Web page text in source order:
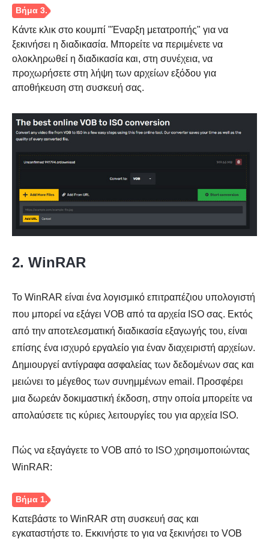
Βήμα 2.
Κάντε κλικ στο κουμπί "Έναρξη μετατροπής" για να
ξεκινήσει η διαδικασία. Μπορείτε να περιμένετε να
ολοκληρωθεί η διαδικασία και, στη συνέχεια, να
προχωρήσετε στη λήψη των αρχείων εξόδου για
αποθήκευση στη συσκευή σας.
2. WinRAR
Το WinRAR είναι ένα λογισμικό επιτραπέζιου υπολογιστή
που μπορεί να εξάγει VOB από τα αρχεία ISO σας. Εκτός
από την αποτελεσματική διαδικασία εξαγωγής του, είναι
επίσης ένα ισχυρό εργαλείο για έναν διαχειριστή αρχείων.
Δημιουργεί αντίγραφα ασφαλείας των δεδομένων σας και
μειώνει το μέγεθος των συνημμένων email. Προσφέρει
μια δωρεάν δοκιμαστική έκδοση, στην οποία μπορείτε να
απολαύσετε τις κύριες λειτουργίες του για αρχεία ISO.
Πώς να εξαγάγετε το VOB από το ISO χρησιμοποιώντας
WinRAR:
Κατεβάστε το WinRAR στη συσκευή σας και
εγκαταστήστε το. Εκκινήστε το για να ξεκινήσει το VOB